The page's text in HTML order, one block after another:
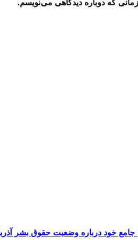
که دوباره دیدگاهی می‌نویسم.